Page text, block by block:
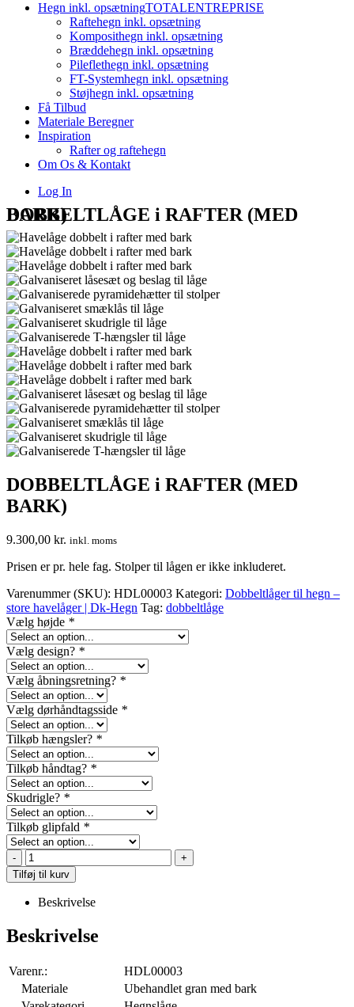
Hegn inkl. opsætningTOTALENTREPRISE
Raftehegn inkl. opsætning
Komposithegn inkl. opsætning
Bræddehegn inkl. opsætning
Pileflethegn inkl. opsætning
FT-Systemhegn inkl. opsætning
Støjhegn inkl. opsætning
Få Tilbud
Materiale Beregner
Inspiration
Rafter og raftehegn
Om Os & Kontakt
Log In
DOBBELTLÅGE i RAFTER (MED BARK)
DOBBELTLÅGE i RAFTER (MED
BARK)
9.300,00 kr. inkl. moms
Prisen er pr. hele fag. Stolper til lågen er ikke inkluderet.
Varenummer (SKU): HDL00003 Kategori: Dobbeltlåger til hegn –
store havelåger | Dk-Hegn Tag: dobbeltlåge
Vælg højde *
Vælg design? *
Vælg åbningsretning? *
Vælg dørhåndtagsside *
Tilkøb hængsler? *
Tilkøb håndtag? *
Skudrigle? *
Tilkøb glipfald *
-
+
Tilføj til kurv
Beskrivelse
Beskrivelse
Varenr.:
HDL00003
Materiale
Ubehandlet gran med bark